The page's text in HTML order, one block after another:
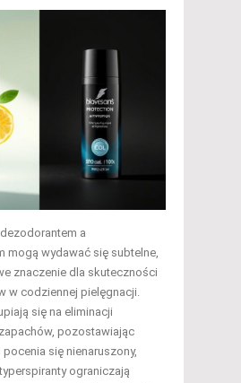
a
mogą wydawać się subtelne,
znaczenie dla skuteczności
w codziennej pielęgnacji.
się na eliminacji
pozostawiając
się nienaruszony,
ograniczają